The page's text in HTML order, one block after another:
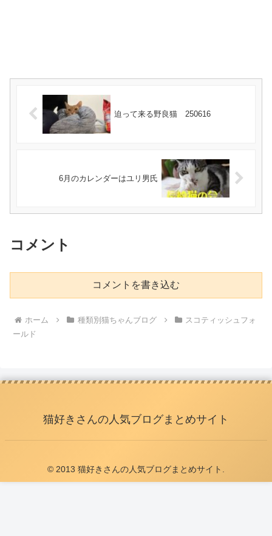
迫って来る野良猫 250616
6月のカレンダーはユリ男氏
コメント
コメントを書き込む
ホーム 種類別猫ちゃんブログ
スコティッシュフォ
ールド
猫好きさんの人気ブログまとめサイト
© 2013 猫好きさんの人気ブログまとめサイト.